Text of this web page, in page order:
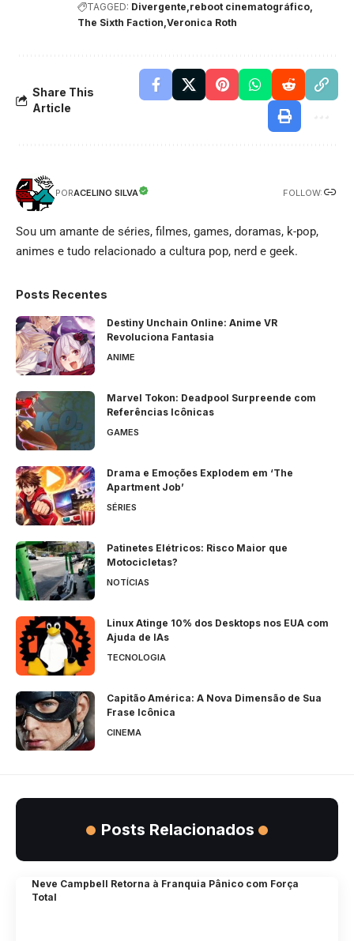
TAGGED: Divergente reboot cinematográfico
The Sixth Faction Veronica Roth
Share This
Article
PORACELINO SILVA FOLLOW:
Sou um amante de séries, filmes, games, doramas, k-pop,
animes e tudo relacionado a cultura pop, nerd e geek.
Posts Recentes
Destiny Unchain Online: Anime VR
Revoluciona Fantasia
ANIME
Marvel Tokon: Deadpool Surpreende com
Referências Icônicas
GAMES
Drama e Emoções Explodem em ‘The
Apartment Job’
SÉRIES
Patinetes Elétricos: Risco Maior que
Motocicletas?
NOTÍCIAS
Linux Atinge 10% dos Desktops nos EUA com
Ajuda de IAs
TECNOLOGIA
Capitão América: A Nova Dimensão de Sua
Frase Icônica
CINEMA
Posts Relacionados
Neve Campbell Retorna à Franquia Pânico com Força
Total